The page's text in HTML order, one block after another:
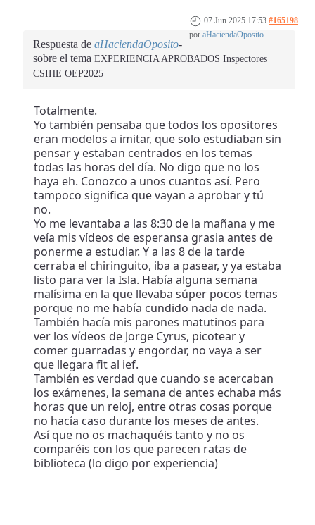
07 Jun 2025 17:53 #165198
por aHaciendaOposito
Respuesta de aHaciendaOposito
sobre el tema EXPERIENCIA APROBADOS Inspectores
CSIHE OEP2025
Totalmente.
Yo también pensaba que todos los opositores
eran modelos a imitar, que solo estudiaban sin
pensar y estaban centrados en los temas
todas las horas del día. No digo que no los
haya eh. Conozco a unos cuantos así. Pero
tampoco significa que vayan a aprobar y tú
no.
Yo me levantaba a las 8:30 de la mañana y me
veía mis vídeos de esperansa grasia antes de
ponerme a estudiar. Y a las 8 de la tarde
cerraba el chiringuito, iba a pasear, y ya estaba
listo para ver la Isla. Había alguna semana
malísima en la que llevaba súper pocos temas
porque no me había cundido nada de nada.
También hacía mis parones matutinos para
ver los vídeos de Jorge Cyrus, picotear y
comer guarradas y engordar, no vaya a ser
que llegara fit al ief.
También es verdad que cuando se acercaban
los exámenes, la semana de antes echaba más
horas que un reloj, entre otras cosas porque
no hacía caso durante los meses de antes.
Así que no os machaquéis tanto y no os
comparéis con los que parecen ratas de
biblioteca (lo digo por experiencia)